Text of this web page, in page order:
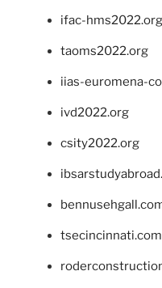
ifac-hms2022.org
taoms2022.org
iias-euromena-
ivd2022.org
csity2022.org
tsecincinnati.com